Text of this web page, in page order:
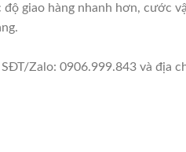
giao hàng nhanh hơn, cước
Zalo: 0906.999.843 và địa